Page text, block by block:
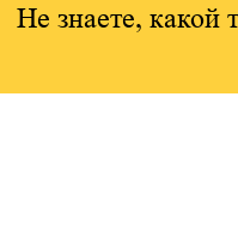
Не знаете, какой